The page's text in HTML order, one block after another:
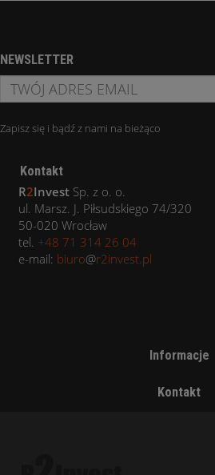
NEWSLETTER
Zapisz się i bądź z nami na bieżąco
Kontakt
R2Invest Sp. z o. o.
ul. Marsz. J. Piłsudskiego 74/320
50-020 Wrocław
tel. +48 71 314 26 04
e-mail: biuro@r2invest.pl
Informacje
Kontakt